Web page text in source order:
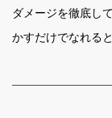
ダメージを徹底し
かすだけでなれる